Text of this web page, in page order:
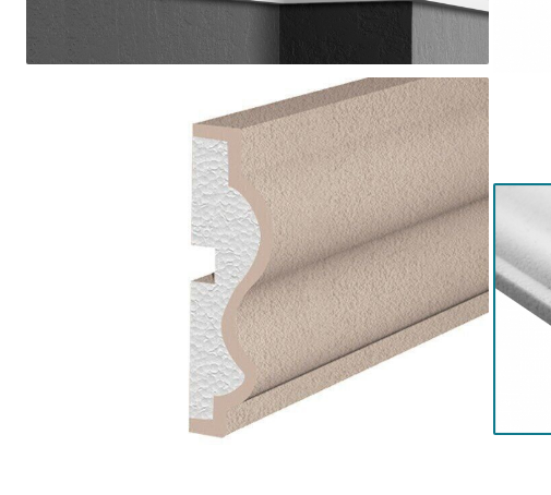
Coloane din poliuretan
Pilastri poliuretan
Profile decorative din polimer
Brauri decorative din polimer rigid
Plinte decorative din polimer rigid